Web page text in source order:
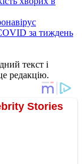
за тиждень
текст і
редакцію.